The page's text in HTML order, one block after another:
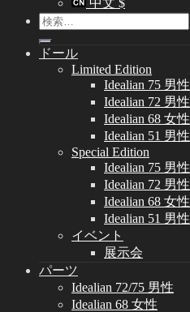
検
索
対
ドール
Limited Edition
Idealian 75 男性
Idealian 72 男性
Idealian 68 女性
Idealian 51 男性
Special Edition
Idealian 75 男性
Idealian 72 男性
Idealian 68 女性
Idealian 51 男性
イベント
展示会
パーツ
Idealian 72/75 男性
Idealian 68 女性